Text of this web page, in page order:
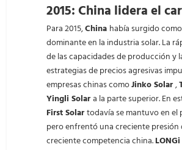
2015: China lidera el
Para 2015,China había surgido
dominante en la industria solar. La
de las capacidades de producción y
estrategias de precios agresivas
empresas chinas comoJinko Solar,
Yingli Solara la parte superior. En
First Solartodavía se mantuvo en el
pero enfrentó una creciente presión
creciente competencia china.